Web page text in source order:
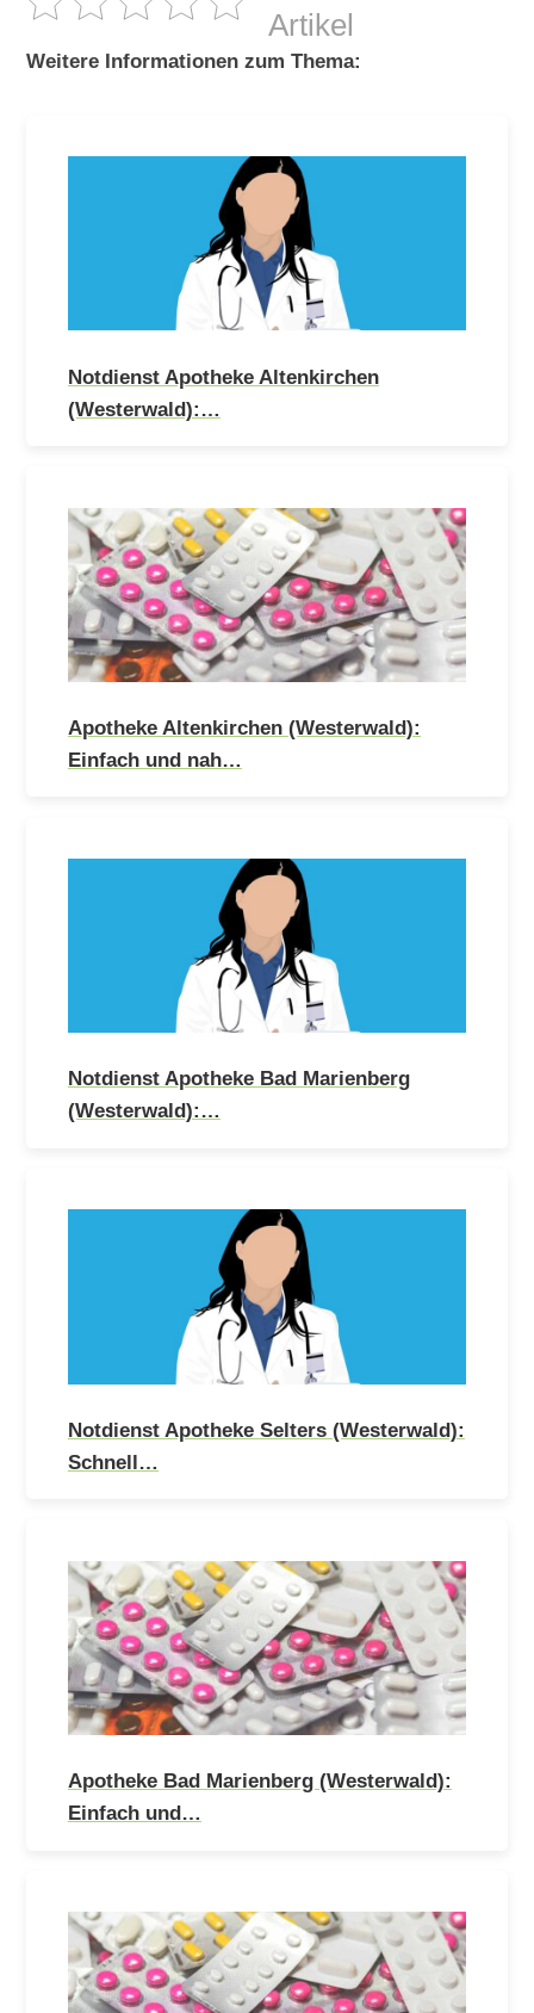
Artikel
Weitere Informationen zum Thema:
Notdienst Apotheke Altenkirchen
(Westerwald):…
Apotheke Altenkirchen (Westerwald):
Einfach und nah…
Notdienst Apotheke Bad Marienberg
(Westerwald):…
Notdienst Apotheke Selters (Westerwald):
Schnell…
Apotheke Bad Marienberg (Westerwald):
Einfach und…